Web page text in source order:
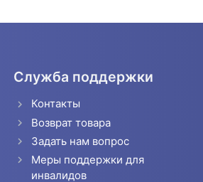
Служба поддержки
Контакты
Возврат товара
Задать нам вопрос
Меры поддержки для
инвалидов